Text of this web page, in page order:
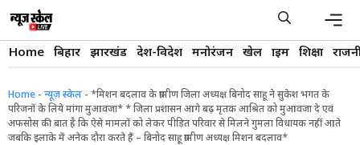
content
Home बिहार झारखंड देश-विदेश मनोरंजन खेल क्राइम शिक्षा
Home - न्यूज़ स्केल - *मिशन बदलाव के ग्रामीण जिला अध्यक्ष बिनोद साहू ने सुकेश भगत के
परिजनों के लिये मांगा मुआवजा* * जिला प्रशासन आगे बढ़ मृतक आश्रित को मुआवजा दे एवं
अफसोस की बात है कि ऐसे मामलों को लेकर पीड़ित परिवार से मिलने गुमला विधायक नहीं आते
जबकि इलाके में अनेक दौरा करते हैं – बिनोद साहू ग्रामीण अध्यक्ष मिशन बदलाव*